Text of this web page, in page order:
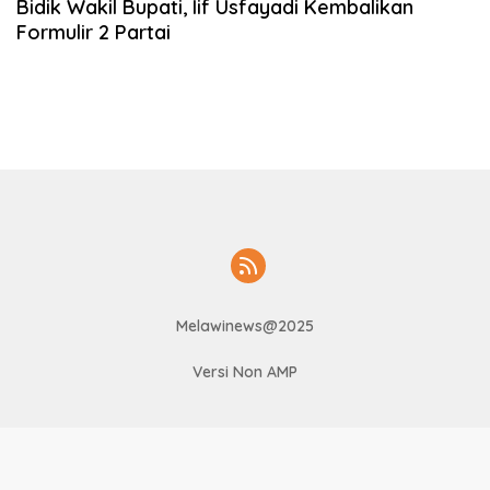
Bidik Wakil Bupati, Iif Usfayadi Kembalikan
Formulir 2 Partai
Melawinews@2025
Versi Non AMP